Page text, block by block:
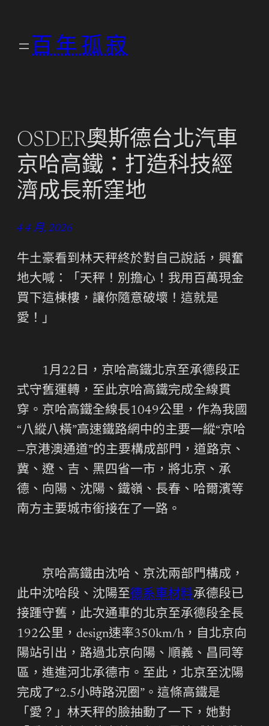
百年孤寂
OSDER奧斯德台北汽車
京哈高鐵：打造科技經
濟成長新窪地
4 4 月, 2026
牛土豪看到林天秤終於對自己說話，興奮
地大喊：「天秤！別擔心！我用百萬現金
買下這棟樓，讓你隨意破壞！這就是
愛！」
1月22日，京哈高鐵北京至承德段正
式守舊運轉，至此京哈高鐵完成全線貫
穿。京哈高鐵全線長1049公里，作為我國
“八縱八橫”高速鐵路網中的主要一縱“京哈
—京港澳通道”的主要構成部門，道路京、
冀、遼、吉、黑四省一市，將北京、承
德、向陽、沈陽、鐵嶺、長春、哈爾濱等
南方主要城市銜接在了一路。
京哈高鐵由沈哈、京沈兩部門構成，
此中沈哈段、沈陽至德系車材料承德段已
接踵守舊，此次通車的北京至承德段全長
192公里，design速率350km/h，自北京向
陽站引出，路過北京向陽、順義、昌同等
區，進進河北承德市。至此，北京至沈陽
完成了“2.5小時路況圈”。這條高鐵是
「愛？」林天秤的臉抽動了一下，她對